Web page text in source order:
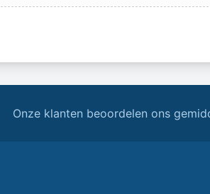
Onze klanten beoordelen ons